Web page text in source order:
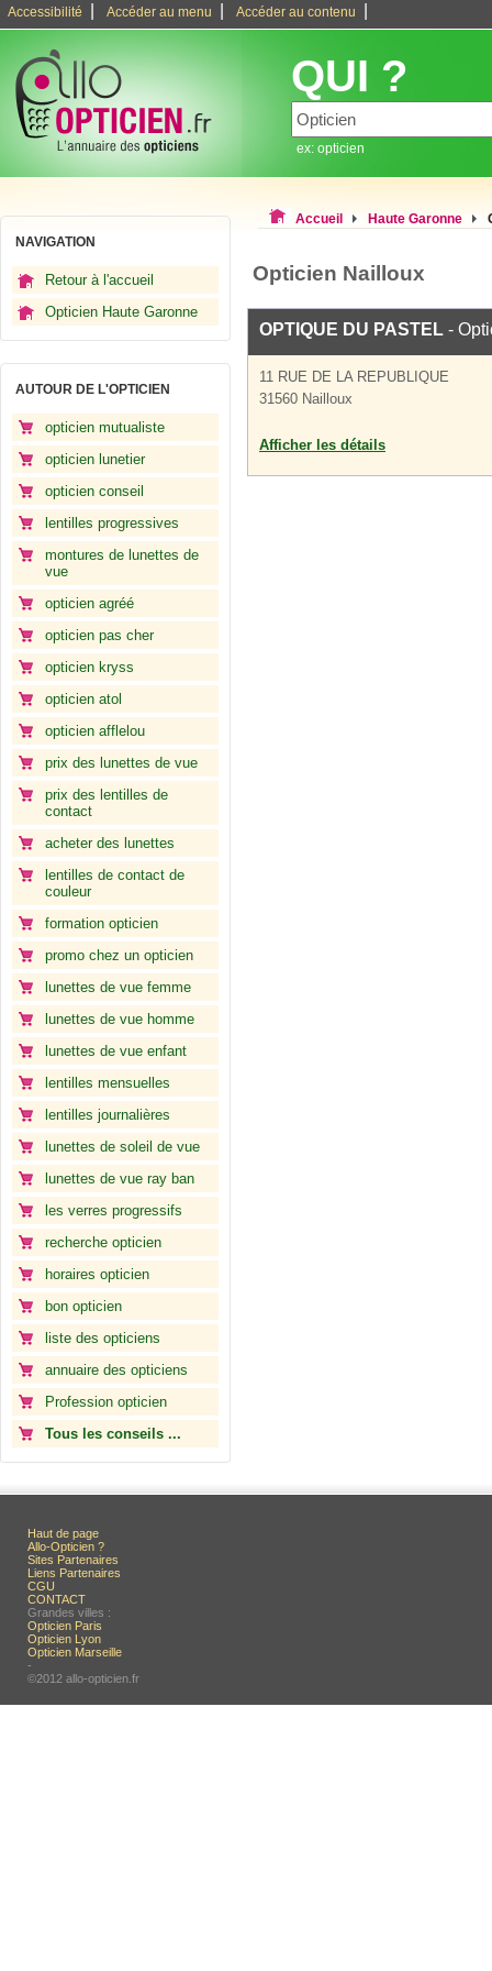
Accessibilité Accéder au menu Accéder au contenu
QUI ?
ex: opticien
NAVIGATION
Retour à l'accueil
Opticien Haute Garonne
AUTOUR DE L'OPTICIEN
opticien mutualiste
opticien lunetier
opticien conseil
lentilles progressives
montures de lunettes de
vue
opticien agréé
opticien pas cher
opticien kryss
opticien atol
opticien afflelou
prix des lunettes de vue
prix des lentilles de
contact
acheter des lunettes
lentilles de contact de
couleur
formation opticien
promo chez un opticien
lunettes de vue femme
lunettes de vue homme
lunettes de vue enfant
lentilles mensuelles
lentilles journalières
lunettes de soleil de vue
lunettes de vue ray ban
les verres progressifs
recherche opticien
horaires opticien
bon opticien
liste des opticiens
annuaire des opticiens
Profession opticien
Tous les conseils ...
Accueil Haute Garonne
Opticien Nailloux
OPTIQUE DU PASTEL -
11 RUE DE LA REPUBLIQUE
31560 Nailloux
Afficher les détails
Haut de page
Allo-Opticien ?
Sites Partenaires
Liens Partenaires
CGU
CONTACT
Grandes villes :
Opticien Paris
Opticien Lyon
Opticien Marseille
-
©2012 allo-opticien.fr